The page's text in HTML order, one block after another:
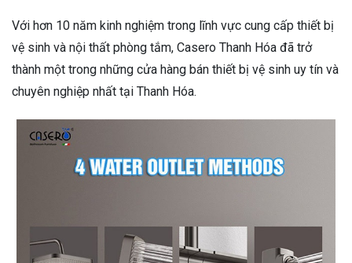
Với hơn 10 năm kinh nghiệm trong lĩnh vực cung cấp thiết bị
vệ sinh và nội thất phòng tắm, Casero Thanh Hóa đã trở
thành một trong những cửa hàng bán thiết bị vệ sinh uy tín và
chuyên nghiệp nhất tại Thanh Hóa.